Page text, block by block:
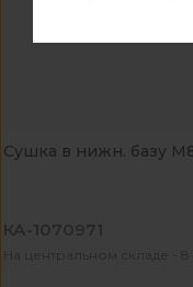
Сушка в нижн. базу
КА-1070971
На центральном складе - 8